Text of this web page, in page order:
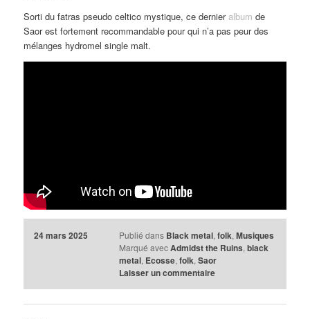
Sorti du fatras pseudo celtico mystique, ce dernieralbum de
Saor est fortement recommandable pour qui n’a pas peur des
mélanges hydromel single malt.
24 mars 2025 Publié dans Black metal, folk, Musiques
Marqué avec Admidst the Ruins, black
metal, Ecosse, folk, Saor
Laisser un commentaire